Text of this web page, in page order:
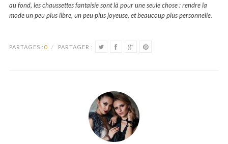
au fond, les chaussettes fantaisie sont là pour une seule chose : rendre la
mode un peu plus libre, un peu plus joyeuse, et beaucoup plus personnelle.
PARTAGES : 0 / PARTAGER :